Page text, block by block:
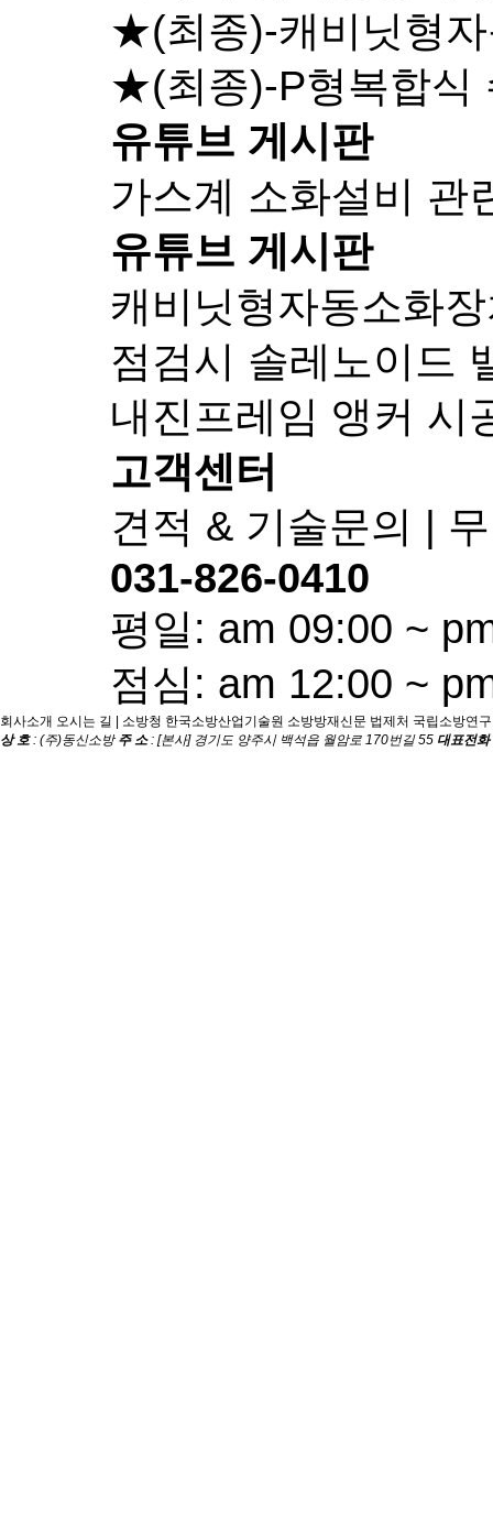
★(최종)-캐비닛형
★(최종)-P형복합
유튜브 게시판
가스계 소화설비 관
유튜브 게시판
캐비닛형자동소화
점검시 솔레노이드
내진프레임 앵커 시
고객센터
견적 & 기술문의 |
031-826-0410
평일: am 09:00 ~
점심: am 12:00 ~
회사소개 오시는 길 | 소방청 한국소방산업기술원 소방방재신문 법제처 국립소방연
상 호: (주)동신소방 주 소: [본사] 경기도 양주시 백석읍 월암로 170번길 55 대표전화